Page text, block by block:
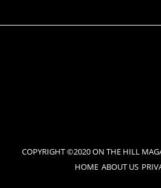
COPYRIGHT ©2020 ON THE HILL
HOME ABOUT US